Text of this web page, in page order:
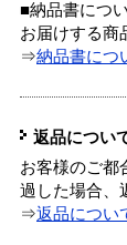
■納品書につ
お届けする商
⇒納品書につ
返品につい
お客様のご都
過した場合、
⇒返品につい